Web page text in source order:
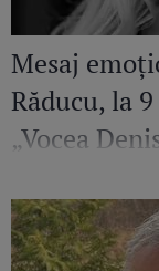
Mesaj
Răducu, la
„Vocea